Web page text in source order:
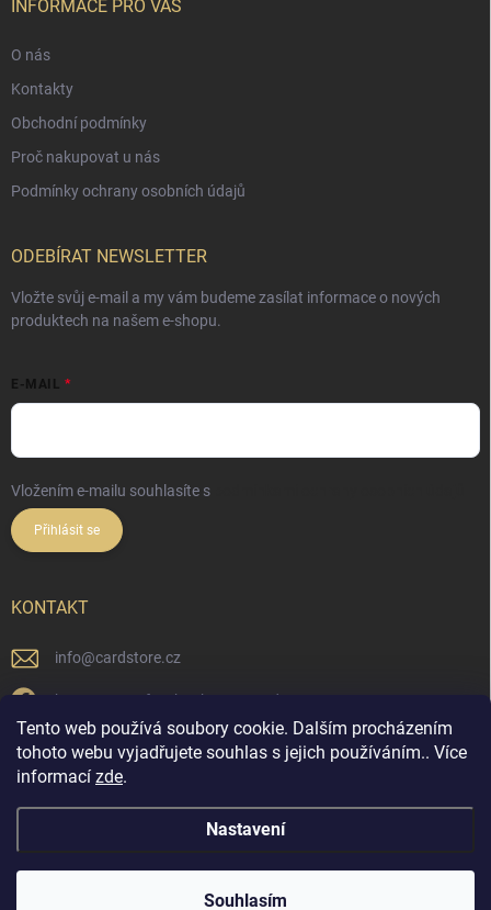
Tento web používá soubory cookie. Dalším procházením
tohoto webu vyjadřujete souhlas s jejich používáním.. Více
informací zde.
Nastavení
Souhlasím
INFORMACE PRO VÁS
O nás
Kontakty
Obchodní podmínky
Proč nakupovat u nás
Podmínky ochrany osobních údajů
ODEBÍRAT NEWSLETTER
Vložte svůj e-mail a my vám budeme zasílat informace o nových
produktech na našem e-shopu.
E-MAIL
Vložením e-mailu souhlasíte s
Přihlásit se
KONTAKT
info@cardstore.cz
https://www.facebook.com/cardstorecz
cardstore.cz/
@cardstore.cz/
Cardstore.cz . Všechna práva vyhrazena.